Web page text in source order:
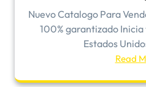
Nuevo Catalogo Para
100% garantizado
Estados
Read